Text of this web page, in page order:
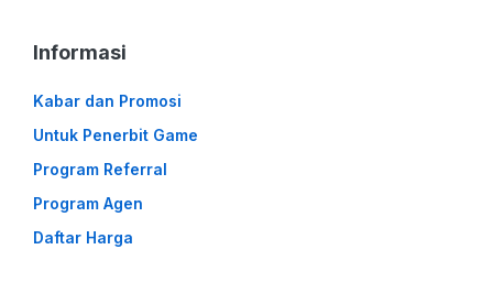
Informasi
Kabar dan Promosi
Untuk Penerbit Game
Program Referral
Program Agen
Daftar Harga